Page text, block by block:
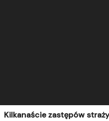
Kilkanaście zastępów